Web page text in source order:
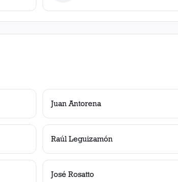
Juan Antorena
Raúl Leguizamón
José Rosatto